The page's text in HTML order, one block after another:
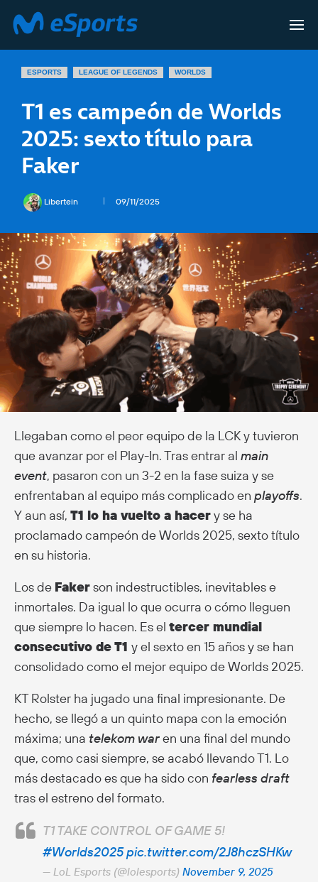
ESPORTS LEAGUE OF LEGENDS WORLDS
T1 es campeón de Worlds
2025: sexto título para
Faker
Libertein 09/11/2025
Llegaban como el peor equipo de la LCK y tuvieron
que avanzar por el Play-In. Tras entrar al main
event, pasaron con un 3-2 en la fase suiza y se
enfrentaban al equipo más complicado en playoffs.
Y aun así, T1 lo ha vuelto a hacery se ha
proclamado campeón de Worlds 2025, sexto título
en su historia.
Los de Fakerson indestructibles, inevitables e
inmortales. Da igual lo que ocurra o cómo lleguen
que siempre lo hacen. Es el tercer mundial
consecutivo de T1 y el sexto en 15 años y se han
consolidado como el mejor equipo de Worlds 2025.
KT Rolster ha jugado una final impresionante. De
hecho, se llegó a un quinto mapa con la emoción
máxima; una telekom waren una final del mundo
que, como casi siempre, se acabó llevando T1. Lo
más destacado es que ha sido con fearless draft
tras el estreno del formato.
T1 TAKE CONTROL OF GAME 5!
#Worlds2025pic.twitter.com/2J8hczSHKw
— LoL Esports (@lolesports) November 9, 2025